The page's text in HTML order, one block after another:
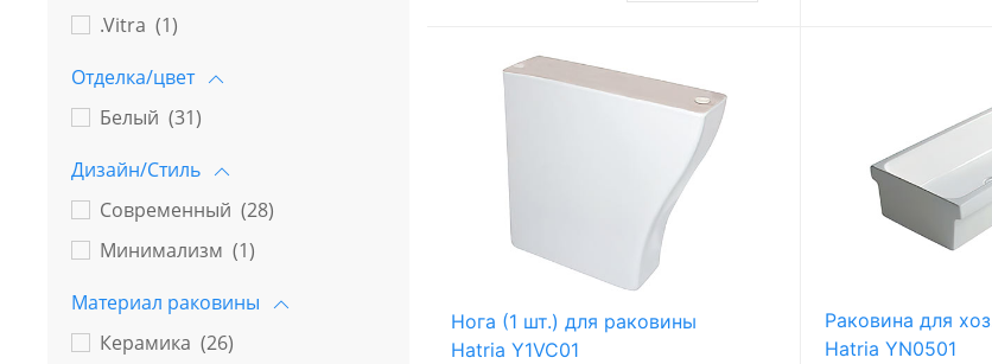
.Vitra (1)
Отделка/цвет
Белый (31)
Дизайн/Стиль
Современный (28)
Минимализм (1)
Материал раковины
Керамика (26)
Нога (1 шт.) для раковины
Hatria Y1VC01
Раковина для
Hatria YN0501